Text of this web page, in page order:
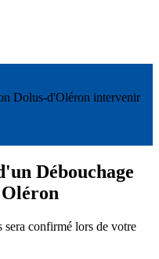
Dolus-d'Oléron intervenir
Débouchage
confirmé lors de votre